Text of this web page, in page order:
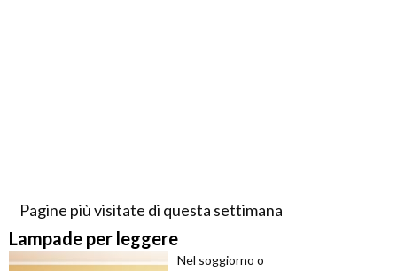
Pagine più visitate di questa settimana
Lampade per leggere
Nel soggiorno o